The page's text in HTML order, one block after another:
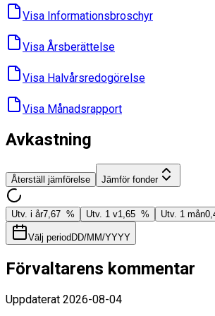
Visa Informations­broschyr
Visa Års­berättelse
Visa Halvårs­redogörelse
Visa Månads­rapport
Avkastning
Återställ jämförelse Jämför fonder
Utv. i år7,67 % Utv. 1 v1,65 % Utv. 1 mån
Välj period DD/MM/YYYY
Förvaltarens kommentar
Uppdaterat 2026-08-04